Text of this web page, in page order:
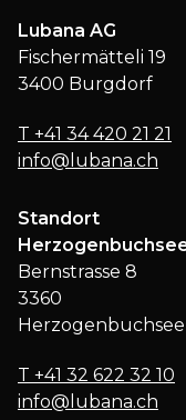
Lubana AG
Fischermätteli 19
3400 Burgdorf
T +41 34 420 21 21
info@lubana.ch
Standort
Bernstrasse 8
3360
Herzogenbuchsee
T +41 32 622 32 10
info@lubana.ch